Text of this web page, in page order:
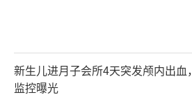
新生儿进月子会所4天突发颅内出血，
监控曝光